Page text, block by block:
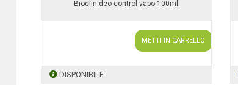
Bioclin deo control vapo 100ml
METTI IN CARRELLO
DISPONIBILE